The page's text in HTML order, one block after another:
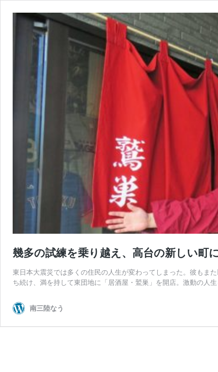
幾多の試練を乗り越え、高台の新しい町
東日本大震災では多くの住民の人生が変わってしまった。彼もま
ち続け、満を持して東団地に「居酒屋・鷲巣」を開店。激動の人
南三陸なう